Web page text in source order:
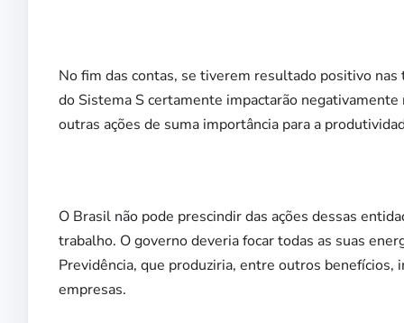
No fim das contas, se tiverem resultado positivo
do Sistema S certamente impactarão
outras ações de suma importância para a
O Brasil não pode prescindir das ações dessas
trabalho. O governo deveria focar todas as suas
Previdência, que produziria, entre outros
empresas.